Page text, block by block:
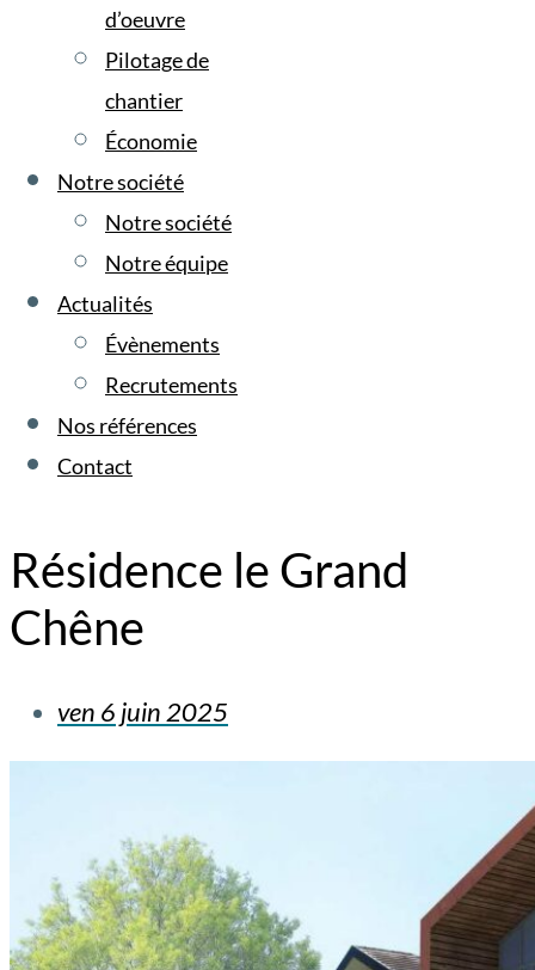
d’oeuvre
Pilotage de
chantier
Économie
Notre société
Notre société
Notre équipe
Actualités
Évènements
Recrutements
Nos références
Contact
Résidence le Grand
Chêne
ven 6 juin 2025